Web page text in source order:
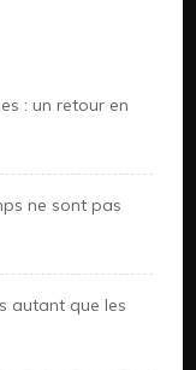
: un retour en
ne sont pas
autant que les